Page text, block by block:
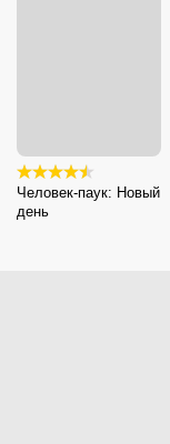
Человек-паук: Новый
день